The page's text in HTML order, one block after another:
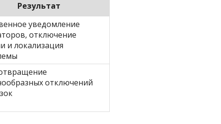
Результат
уведомление
отключение
и локализация
отключений